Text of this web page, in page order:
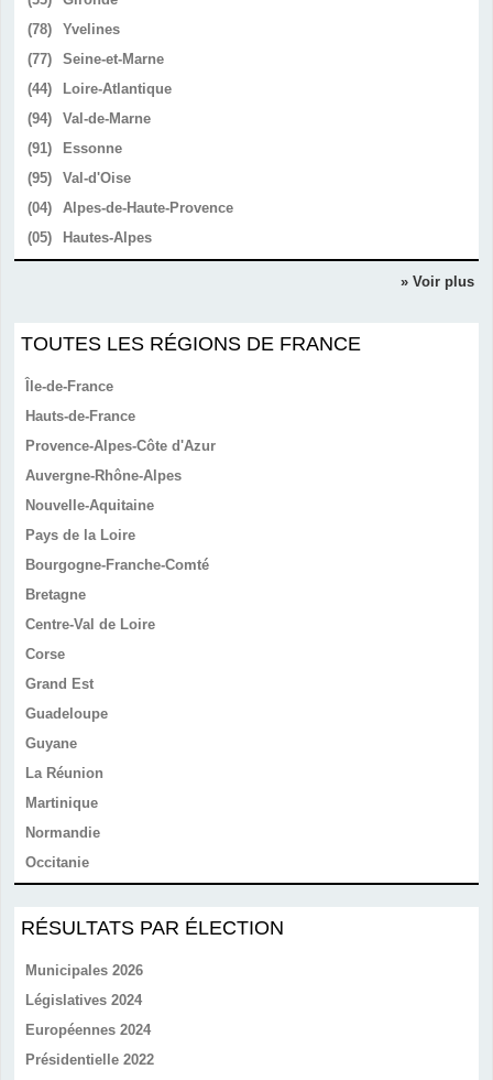
(78)
Yvelines
(77)
Seine-et-Marne
(44)
Loire-Atlantique
(94)
Val-de-Marne
(91)
Essonne
(95)
Val-d'Oise
(04)
Alpes-de-Haute-Provence
(05)
Hautes-Alpes
» Voir plus
TOUTES LES RÉGIONS DE FRANCE
Île-de-France
Hauts-de-France
Provence-Alpes-Côte d'Azur
Auvergne-Rhône-Alpes
Nouvelle-Aquitaine
Pays de la Loire
Bourgogne-Franche-Comté
Bretagne
Centre-Val de Loire
Corse
Grand Est
Guadeloupe
Guyane
La Réunion
Martinique
Normandie
Occitanie
RÉSULTATS PAR ÉLECTION
Municipales 2026
Législatives 2024
Européennes 2024
Présidentielle 2022